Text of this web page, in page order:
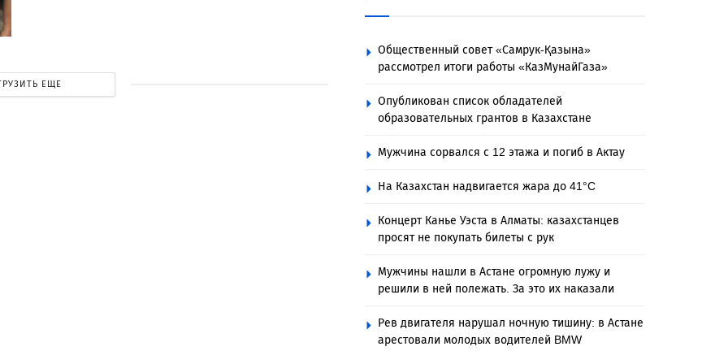
ЕЩЕ
Общественный совет «Самрук-Қазына»
рассмотрел итоги работы «КазМунайГаза»
Опубликован список обладателей
образовательных грантов в Казахстане
Мужчина сорвался с 12 этажа и погиб в Актау
На Казахстан надвигается жара до 41°C
Концерт Канье Уэста в Алматы: казахстанцев
просят не покупать билеты с рук
Мужчины нашли в Астане огромную лужу и
решили в ней полежать. За это их наказали
Рев двигателя нарушал ночную тишину: в Астане
арестовали молодых водителей BMW